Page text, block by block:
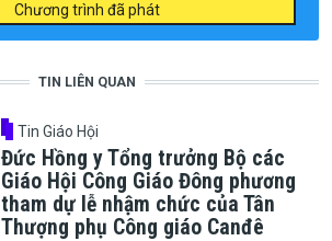
Chương trình đã phát
TIN LIÊN QUAN
Tin Giáo Hội
Đức Hồng y Tổng trưởng Bộ các
Giáo Hội Công Giáo Đông phương
tham dự lễ nhậm chức của Tân
Thượng phụ Công giáo Canđê